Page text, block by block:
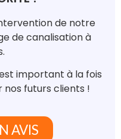
de notre
de canalisation à
important à la fois
nos futurs clients !
AVIS